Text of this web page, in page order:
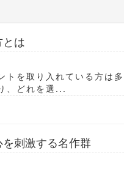
は
を取り入れている方は多
、どれを選...
刺激する名作群